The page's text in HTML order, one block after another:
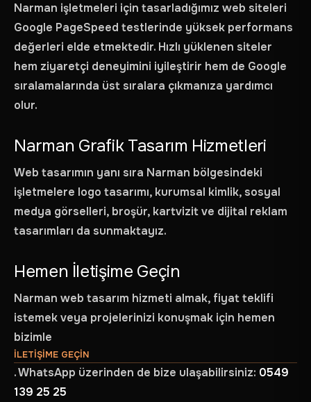
ANASAYFA
Narman işletmeleri için tasarladığımız web siteleri
Google PageSpeed testlerinde yüksek performans
değerleri elde etmektedir. Hızlı yüklenen siteler
hem ziyaretçi deneyimini iyileştirir hem de Google
sıralamalarında üst sıralara çıkmanıza yardımcı
olur.
Narman Grafik Tasarım Hizmetleri
Web tasarımın yanı sıra Narman bölgesindeki
işletmelere logo tasarımı, kurumsal kimlik, sosyal
medya görselleri, broşür, kartvizit ve dijital reklam
tasarımları da sunmaktayız.
Hemen İletişime Geçin
Narman web tasarım hizmeti almak, fiyat teklifi
istemek veya projelerinizi konuşmak için hemen
bizimle
ILETIŞIME GEÇIN
. WhatsApp üzerinden de bize ulaşabilirsiniz: 0549
139 25 25